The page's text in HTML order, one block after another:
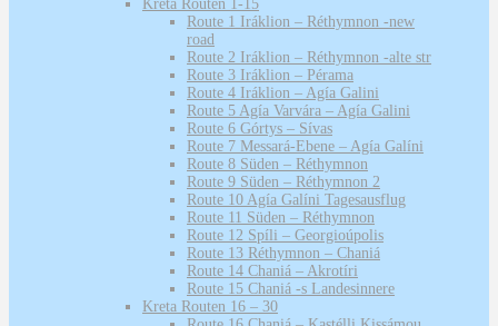
Kreta Routen 1-15
Route 1 Iráklion – Réthymnon -new
road
Route 2 Iráklion – Réthymnon -alte str
Route 3 Iráklion – Pérama
Route 4 Iráklion – Agía Galini
Route 5 Agía Varvára – Agía Galini
Route 6 Górtys – Sívas
Route 7 Messará-Ebene – Agía Galíni
Route 8 Süden – Réthymnon
Route 9 Süden – Réthymnon 2
Route 10 Agía Galíni Tagesausflug
Route 11 Süden – Réthymnon
Route 12 Spíli – Georgioúpolis
Route 13 Réthymnon – Chaniá
Route 14 Chaniá – Akrotíri
Route 15 Chaniá -s Landesinnere
Kreta Routen 16 – 30